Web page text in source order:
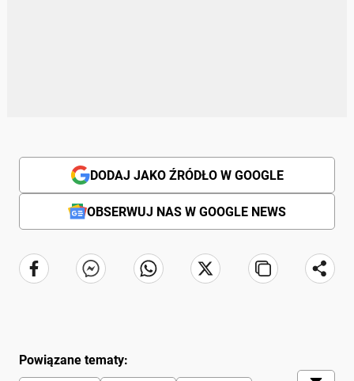
DODAJ JAKO ŹRÓDŁO W GOOGLE
OBSERWUJ NAS W GOOGLE NEWS
Powiązane tematy: